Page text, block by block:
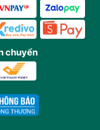
chuyển